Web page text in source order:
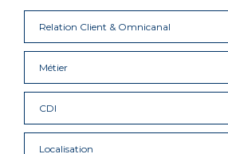
Relation Client & Omnicanal
Métier
CDI
Localisation